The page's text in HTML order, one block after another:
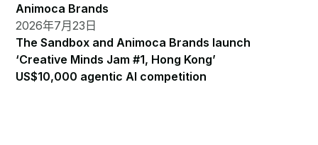
Animoca Brands
2026年7月23日
The Sandbox and Animoca Brands launch
‘Creative Minds Jam #1, Hong Kong’
US$10,000 agentic AI competition